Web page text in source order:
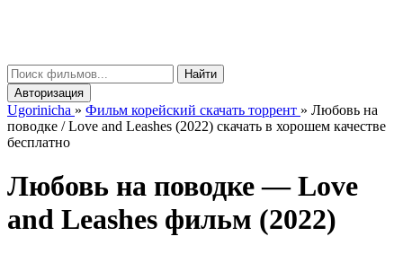
Найти
Авторизация
Ugorinicha » Фильм корейский скачать торрент » Любовь на
поводке / Love and Leashes (2022) скачать в хорошем качестве
бесплатно
Любовь на поводке —Love
and Leashes фильм (2022)